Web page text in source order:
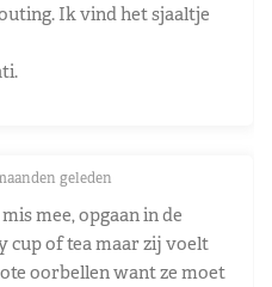
Ik vind het sjaaltje
geleden
mee, opgaan in de
cup of tea maar zij voelt
oorbellen want ze moet